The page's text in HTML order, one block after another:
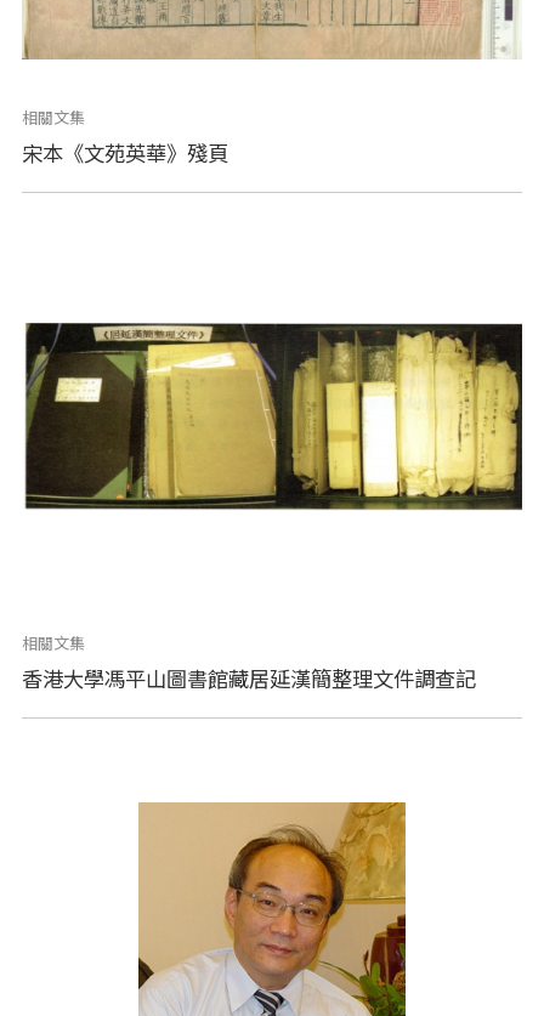
相關文集
宋本《文苑英華》殘頁
相關文集
香港大學馮平山圖書館藏居延漢簡整理文件調查記